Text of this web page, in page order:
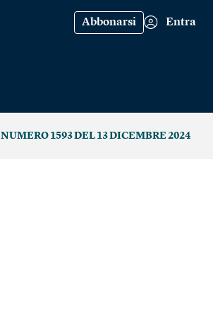
Abbonarsi Entra
NUMERO 1593 DEL 13 DICEMBRE 2024